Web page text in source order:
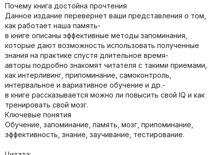
Почему книга достойна прочтения
Данное издание перевернет ваши представления о том,
как работает наша память-
в книге описаны эффективные методы запоминания,
которые дают возможность использовать полученные
знания на практике спустя длительное время-
авторы подробно знакомят читателя с такими приемами,
как интерливинг, припоминание, самоконтроль,
интервальное и вариативное обучение и др.-
в книге рассказывается можно ли повысить свой IQ и как
тренировать свой мозг.
Ключевые понятия
Обучение, запоминание, память, мозг, припоминание,
эффективность, знание, заучивание, тестирование.